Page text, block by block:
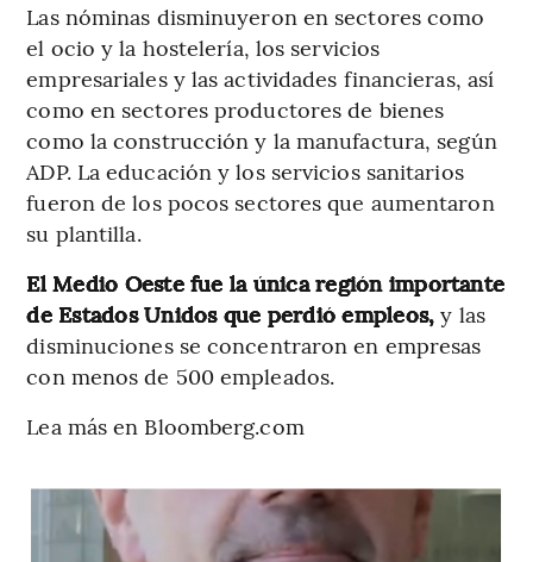
Las nóminas disminuyeron en sectores como
el ocio y la hostelería, los servicios
empresariales y las actividades financieras, así
como en sectores productores de bienes
como la construcción y la manufactura, según
ADP. La educación y los servicios sanitarios
fueron de los pocos sectores que aumentaron
su plantilla.
El Medio Oeste fue la única región importante
de Estados Unidos que perdió empleos, y las
disminuciones se concentraron en empresas
con menos de 500 empleados.
Lea más en Bloomberg.com